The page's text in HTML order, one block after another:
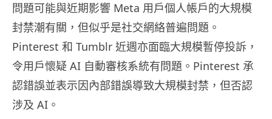
問題可能與近期影響 Meta 用戶個人帳戶的大規模
封禁潮有關，但似乎是社交網絡普遍問題。
Pinterest 和 Tumblr 近週亦面臨大規模暫停投訴，
令用戶懷疑 AI 自動審核系統有問題。Pinterest 承
認錯誤並表示因內部錯誤導致大規模封禁，但否認
涉及 AI。